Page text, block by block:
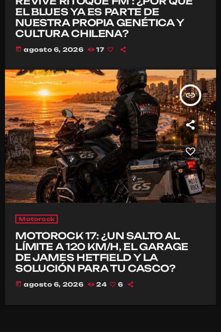
EL BLUES YA ES PARTE DE
NUESTRA PROPIA GENÉTICA Y
CULTURA CHILENA?
today agosto 6, 2026 17
insert_link
Motorock
MOTOROCK 17: ¿UN SALTO AL
LÍMITE A 120 KM/H, EL GARAGE
DE JAMES HETFIELD Y LA
SOLUCIÓN PARA TU CASCO?
today agosto 6, 2026 24 6